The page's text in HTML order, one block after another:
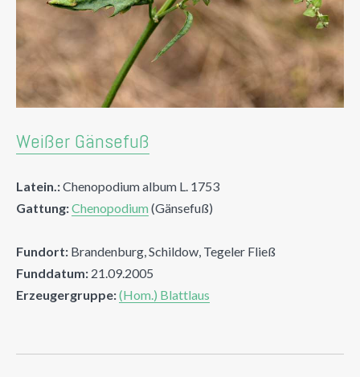
Weißer Gänsefuß
Latein.:Chenopodium album L. 1753
Gattung:Chenopodium (Gänsefuß)
Fundort: Brandenburg, Schildow, Tegeler Fließ
Funddatum: 21.09.2005
Erzeugergruppe:(Hom.) Blattlaus